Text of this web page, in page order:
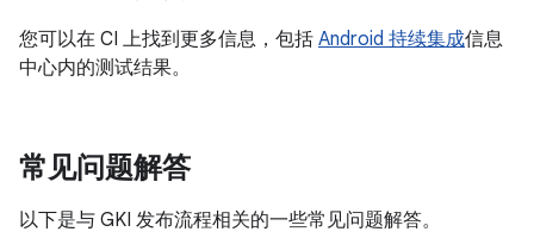
您可以在 CI 上找到更多信息，包括 Android 持续集成信息
中心内的测试结果。
常见问题解答
以下是与 GKI 发布流程相关的一些常见问题解答。